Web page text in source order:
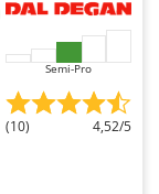
Semi-Pro
(10) 4,52/5